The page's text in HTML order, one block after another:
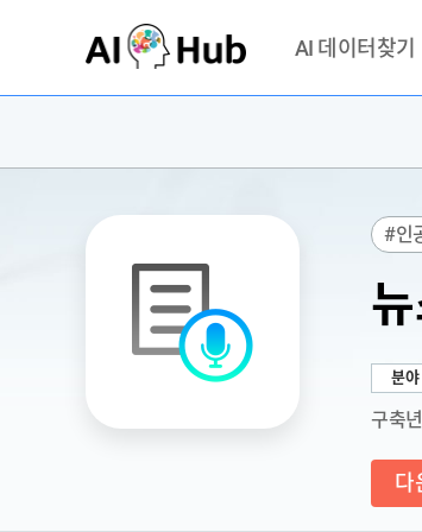
AI 데이터찾기
기관 제공 데이터
AI 허브 오픈 API
#인
분야
구축
다